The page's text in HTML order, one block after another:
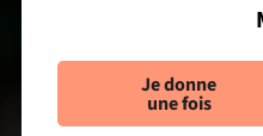
Je donne
une fois